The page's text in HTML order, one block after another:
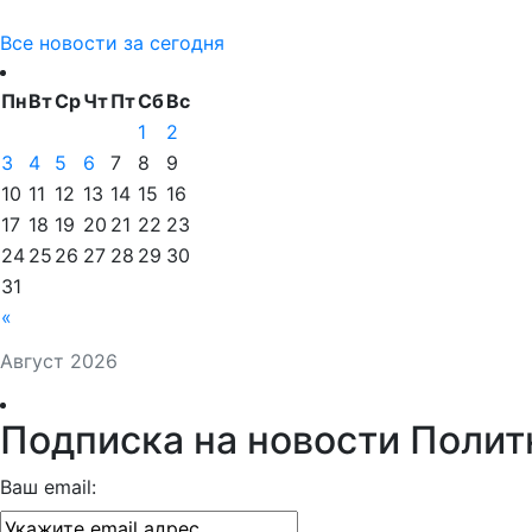
Все новости за сегодня
Август 2026
ПнВтСрЧтПтСбВс
«
1
2
3
4 5 6 7 8
9
10 11 12 13 14 15 16
17 18 19 20 21 22 23
24 25 26 27 28 29 30
31
Подписка на новости
Ваш email: